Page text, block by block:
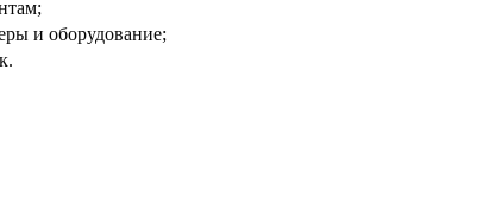
и оборудование;